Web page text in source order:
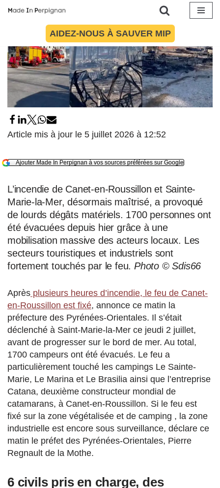
contenu
AIDEZ-NOUS À SAUVER MIP
Article mis à jour le 5 juillet 2026 à 12:52
Ajouter Made In Perpignan à vos sources préférées sur Google
L’incendie de Canet-en-Roussillon et Sainte-
Marie-la-Mer, désormais maîtrisé, a provoqué
de lourds dégâts matériels. 1700 personnes ont
été évacuées depuis hier grâce à une
mobilisation massive des acteurs locaux. Les
secteurs touristiques et industriels sont
fortement touchés par le feu. Photo © Sdis66
Après plusieurs heures d’incendie, le feu de Canet-
en-Roussillon est fixé, annonce ce matin la
préfecture des Pyrénées-Orientales. Il s’était
déclenché à Saint-Marie-la-Mer ce jeudi 2 juillet,
avant de progresser sur le bord de mer. Au total,
1700 campeurs ont été évacués. Le feu a
particulièrement touché les campings Le Sainte-
Marie, Le Marina et Le Brasilia ainsi que l’entreprise
Catana, deuxième constructeur mondial de
catamarans, à Canet-en-Roussillon. Si le feu est
fixé sur la zone végétalisée et de camping , la zone
industrielle est encore sous surveillance, déclare ce
matin le préfet des Pyrénées-Orientales, Pierre
Regnault de la Mothe.
6 civils pris en charge, des